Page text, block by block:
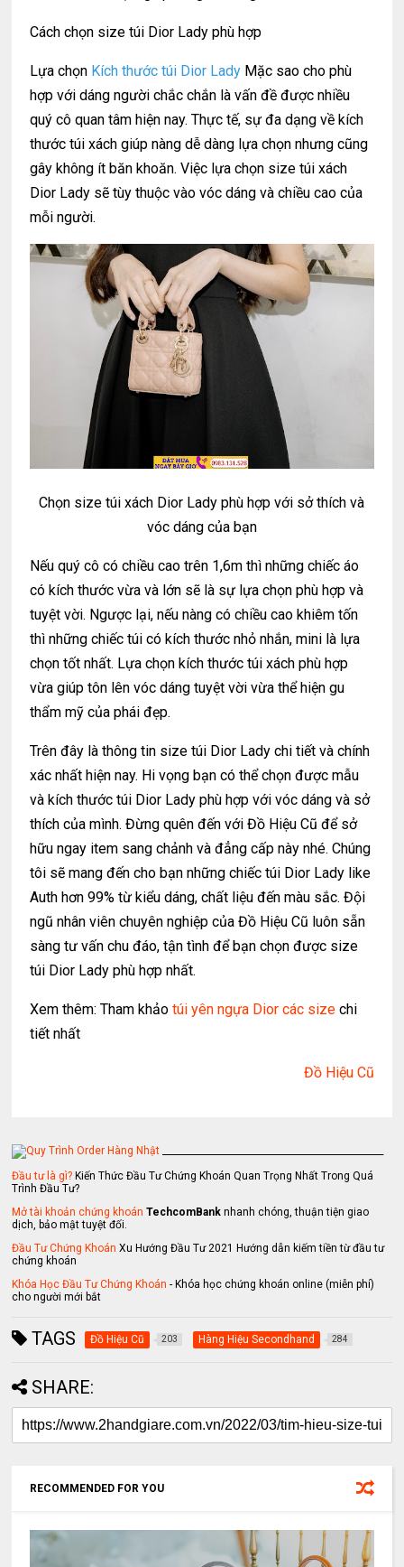
Cách chọn size túi Dior Lady phù hợp
Lựa chọn Kích thước túi Dior Lady Mặc sao cho phù
hợp với dáng người chắc chắn là vấn đề được nhiều
quý cô quan tâm hiện nay. Thực tế, sự đa dạng về kích
thước túi xách giúp nàng dễ dàng lựa chọn nhưng cũng
gây không ít băn khoăn. Việc lựa chọn size túi xách
Dior Lady sẽ tùy thuộc vào vóc dáng và chiều cao của
mỗi người.
Chọn size túi xách Dior Lady phù hợp với sở thích và
vóc dáng của bạn
Nếu quý cô có chiều cao trên 1,6m thì những chiếc áo
có kích thước vừa và lớn sẽ là sự lựa chọn phù hợp và
tuyệt vời. Ngược lại, nếu nàng có chiều cao khiêm tốn
thì những chiếc túi có kích thước nhỏ nhắn, mini là lựa
chọn tốt nhất. Lựa chọn kích thước túi xách phù hợp
vừa giúp tôn lên vóc dáng tuyệt vời vừa thể hiện gu
thẩm mỹ của phái đẹp.
Trên đây là thông tin size túi Dior Lady chi tiết và chính
xác nhất hiện nay. Hi vọng bạn có thể chọn được mẫu
và kích thước túi Dior Lady phù hợp với vóc dáng và sở
thích của mình. Đừng quên đến với Đồ Hiệu Cũ để sở
hữu ngay item sang chảnh và đẳng cấp này nhé. Chúng
tôi sẽ mang đến cho bạn những chiếc túi Dior Lady like
Auth hơn 99% từ kiểu dáng, chất liệu đến màu sắc. Đội
ngũ nhân viên chuyên nghiệp của Đồ Hiệu Cũ luôn sẵn
sàng tư vấn chu đáo, tận tình để bạn chọn được size
túi Dior Lady phù hợp nhất.
Xem thêm: Tham khảo túi yên ngựa Dior các sizechi
tiết nhất
Đồ Hiệu Cũ
Đầu tư là gì? Kiến Thức Đầu Tư Chứng Khoán Quan Trọng Nhất Trong Quá
Trình Đầu Tư?
Mở tài khoản chứng khoán TechcomBanknhanh chóng, thuận tiện giao
dịch, bảo mật tuyệt đối.
Đầu Tư Chứng Khoán Xu Hướng Đầu Tư 2021 Hướng dẫn kiếm tiền từ đầu tư
chứng khoán
Khóa Học Đầu Tư Chứng Khoán - Khóa học chứng khoán online (miễn phí)
cho người mới bắt
TAGS Đồ Hiệu Cũ 203 Hàng Hiệu Secondhand 284
SHARE:
RECOMMENDED FOR YOU